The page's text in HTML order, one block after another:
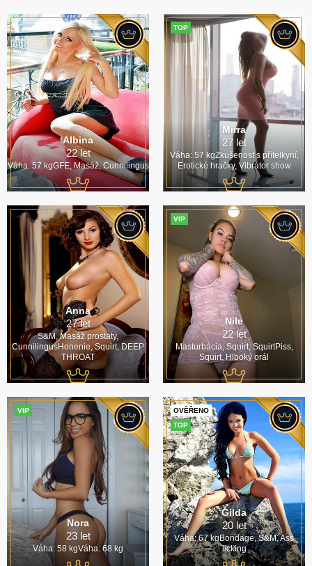
Albina
22 let
Váha: 57 kgGFE, Masáž, Cunnilingus
TOP
Mirra
27 let
Váha: 57 kgZkušenost s přítelkyní,
Erotické hračky, Vibrátor show
Anna
27 let
S&M, Masáž prostaty,
CunnilingusHonenie, Squirt, DEEP
THROAT
VIP
Nile
22 let
Masturbácia, Squirt, SquirtPiss,
Squirt, Hlboký orál
VIP
Nora
23 let
Váha: 58 kgVáha: 68 kg
TOP
OVĚŘENO
Gilda
20 let
Váha: 67 kgBondage, S&M, Ass
licking